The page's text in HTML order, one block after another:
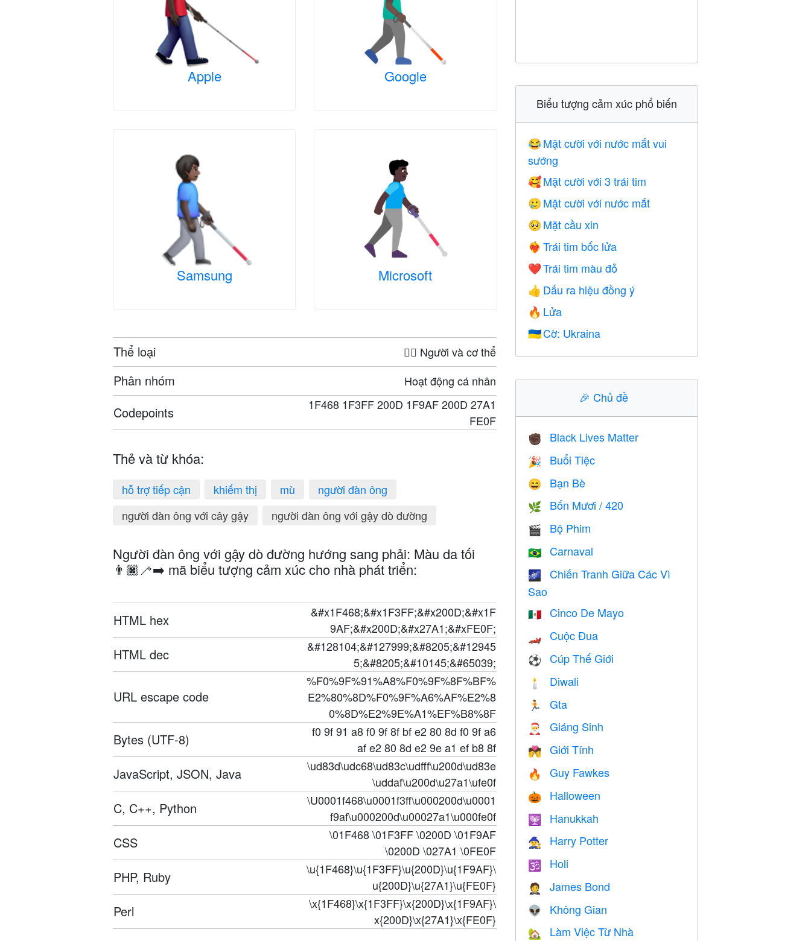
Apple Google
Samsung Microsoft
Thể loại 🤦‍♀️ Người và cơ thể
Phân nhóm Hoạt động cá nhân
Codepoints
1F468 1F3FF 200D 1F9AF 200D 27A1
FE0F
Thẻ và từ khóa:
hỗ trợ tiếp cận khiếm thị mù
người đàn ông
người đàn ông với cây gậy
người đàn ông với gậy dò đường
Người đàn ông với gậy dò đường hướng sang phải: Màu da tối
👨🏿‍🦯‍➡️ mã biểu tượng cảm xúc cho nhà phát triển:
HTML hex
&#x1F468;&#x1F3FF;&#x200D;&#x1F
9AF;&#x200D;&#x27A1;&#xFE0F;
HTML dec
&#128104;&#127999;&#8205;&#12945
5;&#8205;&#10145;&#65039;
URL escape code
%F0%9F%91%A8%F0%9F%8F%BF%
E2%80%8D%F0%9F%A6%AF%E2%8
0%8D%E2%9E%A1%EF%B8%8F
Bytes (UTF-8)
f0 9f 91 a8 f0 9f 8f bf e2 80 8d f0 9f a6
af e2 80 8d e2 9e a1 ef b8 8f
JavaScript, JSON, Java
\ud83d\udc68\ud83c\udfff\u200d\ud83e
\uddaf\u200d\u27a1\ufe0f
C, C++, Python
\U0001f468\u0001f3ff\u000200d\u0001
f9af\u000200d\u00027a1\u000fe0f
CSS
\01F468 \01F3FF \0200D \01F9AF
\0200D \027A1 \0FE0F
PHP, Ruby
\u{1F468}\u{1F3FF}\u{200D}\u{1F9AF}\
u{200D}\u{27A1}\u{FE0F}
Perl
\x{1F468}\x{1F3FF}\x{200D}\x{1F9AF}\
x{200D}\x{27A1}\x{FE0F}
Biểu tượng cảm xúc phổ biến
😂 Mặt cười với nước mắt vui
sướng
🥰 Mặt cười với 3 trái tim
🥲 Mặt cười với nước mắt
🥺 Mặt cầu xin
❤️‍🔥 Trái tim bốc lửa
❤️ Trái tim màu đỏ
👍 Dấu ra hiệu đồng ý
🔥 Lửa
🇺🇦Cờ: Ukraina
🎉Chủ đề
✊🏿 Black Lives Matter
🎉 Buổi Tiệc
😄 Bạn Bè
🌿 Bốn Mươi / 420
🎬 Bộ Phim
🇧🇷 Carnaval
🌌
Chiến Tranh Giữa Các Vì
Sao
🇲🇽 Cinco De Mayo
🏎 Cuộc Đua
⚽ Cúp Thế Giới
🕯 Diwali
🏃 Gta
🎅 Giáng Sinh
💏 Giới Tính
🔥 Guy Fawkes
🎃 Halloween
🕎 Hanukkah
🧙 Harry Potter
🕉 Holi
🤵 James Bond
👽 Không Gian
🏡 Làm Việc Từ Nhà